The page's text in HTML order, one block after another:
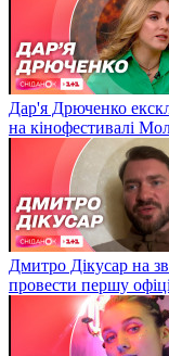
Дар'я Дрюченко
на кінофестивалі
Дмитро Дікусар на
провести першу